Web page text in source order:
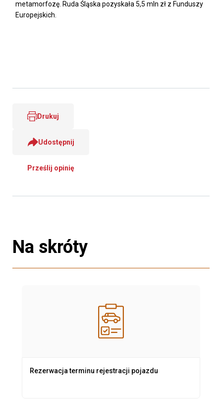
metamorfozę. Ruda Śląska pozyskała 5,5 mln zł z Funduszy
Europejskich.
Drukuj
Udostępnij
Prześlij opinię
Na skróty
Rezerwacja terminu rejestracji pojazdu